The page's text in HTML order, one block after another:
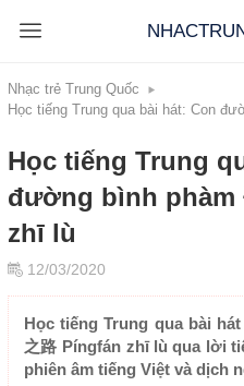
Nhạc trẻ Trung Quốc
Học tiếng Trung
đường bình phàm
zhī lù
12/03/2020
Học tiếng Trung qua bài
之路 Píngfán zhī lù qua lời
phiên âm tiếng Việt và dịch